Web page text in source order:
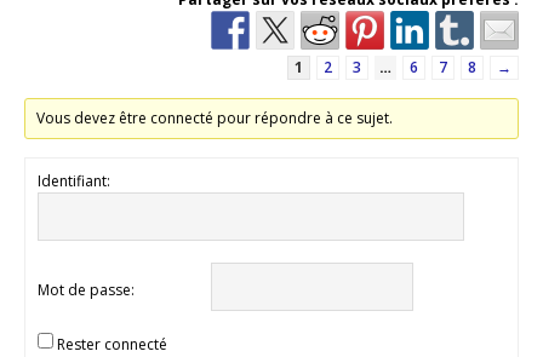
1 2 3 … 6 7 8 →
Vous devez être connecté pour répondre à ce sujet.
Identifiant:
Mot de passe:
Rester connecté